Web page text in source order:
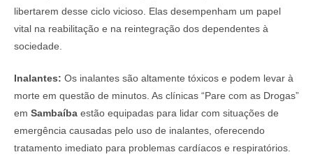
libertarem desse ciclo vicioso. Elas desempenham um papel
vital na reabilitação e na reintegração dos dependentes à
sociedade.
Inalantes: Os inalantes são altamente tóxicos e podem levar à
morte em questão de minutos. As clínicas “Pare com as Drogas”
em Sambaíba estão equipadas para lidar com situações de
emergência causadas pelo uso de inalantes, oferecendo
tratamento imediato para problemas cardíacos e respiratórios.